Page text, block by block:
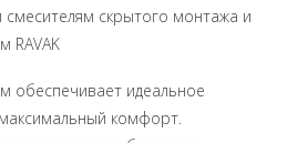
смесителям скрытого монтажа и
RAVAK
идеальное
комфорт.